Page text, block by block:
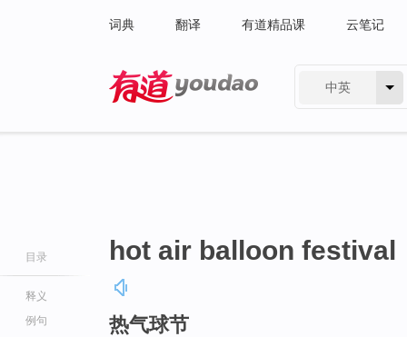
词典 翻译 有道精品课 云笔记
中英
目录
释义
例句
hot air balloon festival
热气球节